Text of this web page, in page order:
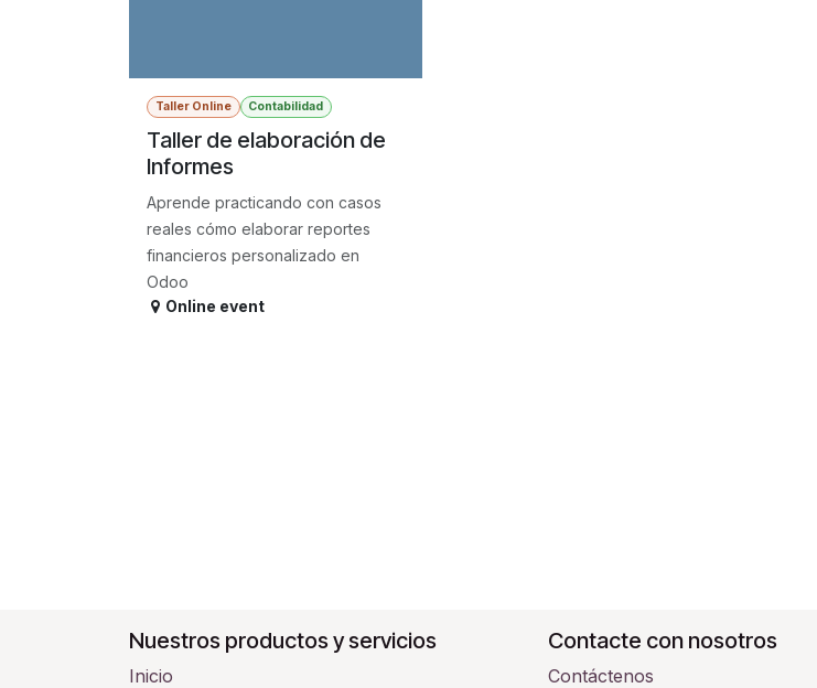
Taller Online Contabilidad
Taller de elaboración de
Informes
Aprende practicando con casos
reales cómo elaborar reportes
financieros personalizado en
Odoo
Online event
Nuestros productos y servicios
Inicio
Contacte con nosotros
Contáctenos